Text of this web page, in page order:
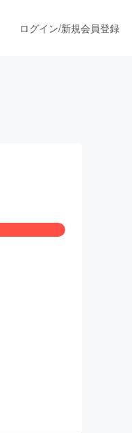
ログイン/新規会員登録